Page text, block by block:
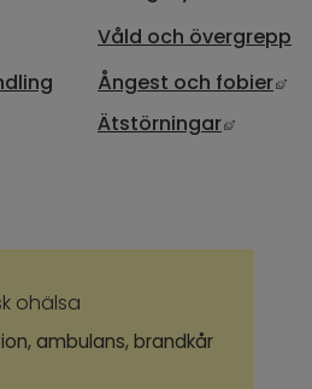
Våld och övergrepp
Ångest och fobier
Ätstörningar Länk
ohälsa
ambulans, brandkår